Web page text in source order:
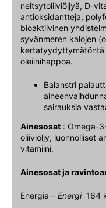
neitsytoliiviöljyä, D-
antioksidantteja,
bioaktiivinen
syvänmeren kalojen
kertatyydyttymätöntä
oleiinihappoa.
Balanstri
sairauksia
Ainesosat : Omega-
oliiviöljy, luonnolliset
vitamiini.
Ainesosat ja
Energia – Energi 164